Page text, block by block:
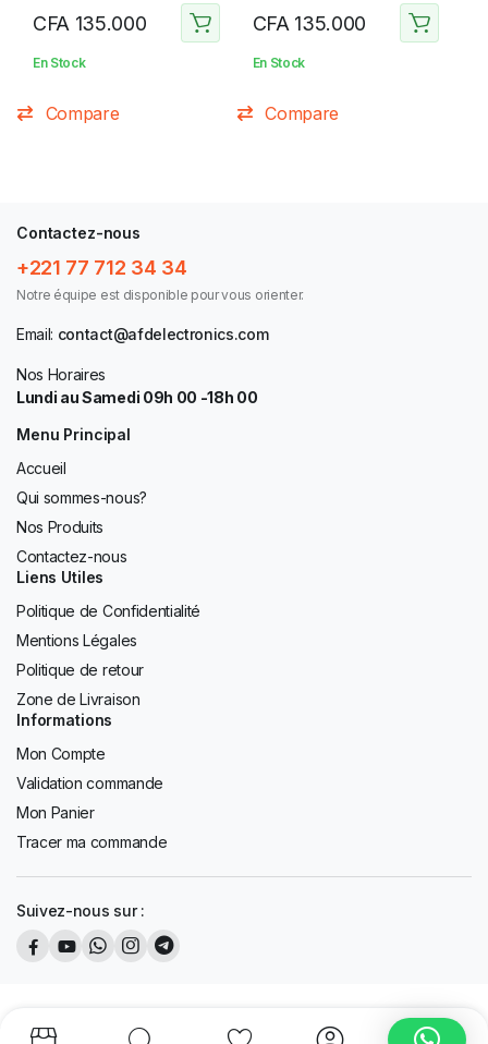
CFA 135.000
En Stock
Compare
CFA 135.000
En Stock
Compare
Contactez-nous
+221 77 712 34 34
Notre équipe est disponible pour vous orienter.
Email: contact@afdelectronics.com
Nos Horaires
Lundi au Samedi 09h 00 -18h 00
Menu Principal
Accueil
Qui sommes-nous?
Nos Produits
Contactez-nous
Liens Utiles
Politique de Confidentialité
Mentions Légales
Politique de retour
Zone de Livraison
Informations
Mon Compte
Validation commande
Mon Panier
Tracer ma commande
Suivez-nous sur :
Copyright 2026 © AFD Tous les droits sont réservés. Design byK13
Design.